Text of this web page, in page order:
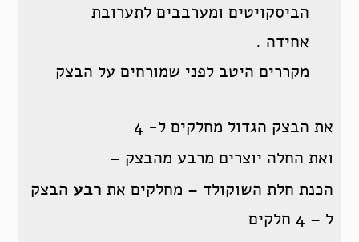
הביסקויטים ומערבבים לתערובת
אחידה .
מקררים היטב לפני שמורחים על הבצק
את הבצק הגדול מחלקים ל- 4
ואת החלה יוצרים מרבע מהבצק –
הכנת חלת השוקולד – מחלקים את רבע הבצק
ל – 4 חלקים